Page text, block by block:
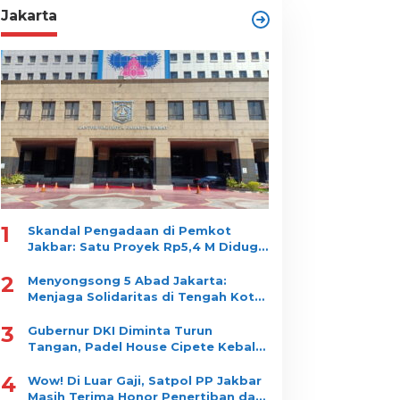
Jakarta
1
Skandal Pengadaan di Pemkot
Jakbar: Satu Proyek Rp5,4 M Diduga
Satu Vendor
2
Menyongsong 5 Abad Jakarta:
Menjaga Solidaritas di Tengah Kota
3
Gubernur DKI Diminta Turun
Tangan, Padel House Cipete Kebal
4
Wow! Di Luar Gaji, Satpol PP Jakbar
Masih Terima Honor Penertiban dan